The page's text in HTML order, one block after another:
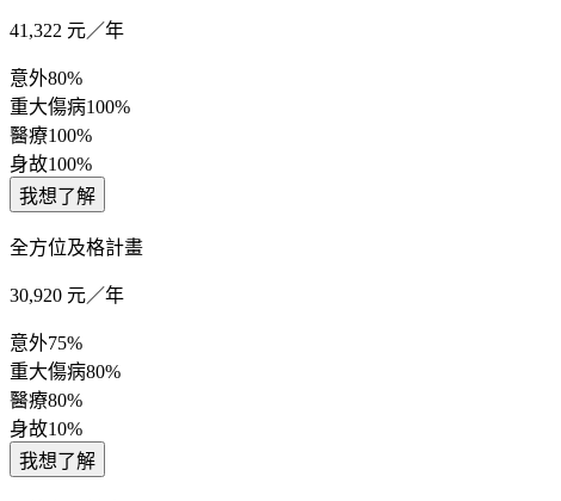
41,322 元／年
意外80%
重大傷病100%
醫療100%
身故100%
我想了解
全方位及格計畫
30,920 元／年
意外75%
重大傷病80%
醫療80%
身故10%
我想了解